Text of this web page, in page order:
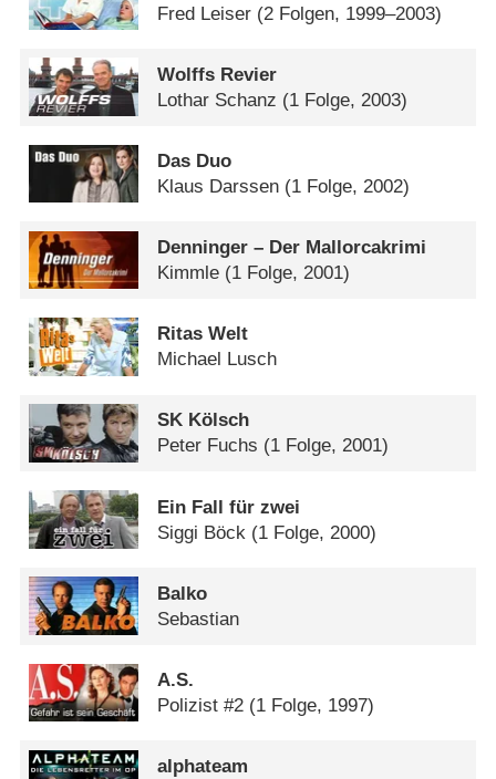
Fred Leiser (2 Folgen, 1999–2003)
Wolffs Revier
Lothar Schanz (1 Folge, 2003)
Das Duo
Klaus Darssen (1 Folge, 2002)
Denninger – Der Mallorcakrimi
Kimmle (1 Folge, 2001)
Ritas Welt
Michael Lusch
SK Kölsch
Peter Fuchs (1 Folge, 2001)
Ein Fall für zwei
Siggi Böck (1 Folge, 2000)
Balko
Sebastian
A.S.
Polizist #2 (1 Folge, 1997)
alphateam